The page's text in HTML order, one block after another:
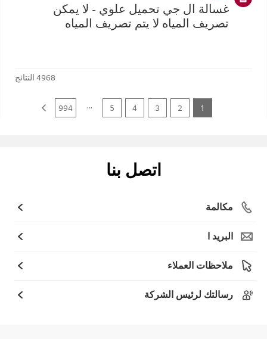
غسالة ال جي تحميل علوي - لا يمكن
تصريف المياه لا يتم تصريف المياه
4968 النتائج
1
2
3
4
5
...
994
اتصل بنا
مكالمة
البريد ا
ملاحظات العملاء
رسالتك لرئيس الشركة